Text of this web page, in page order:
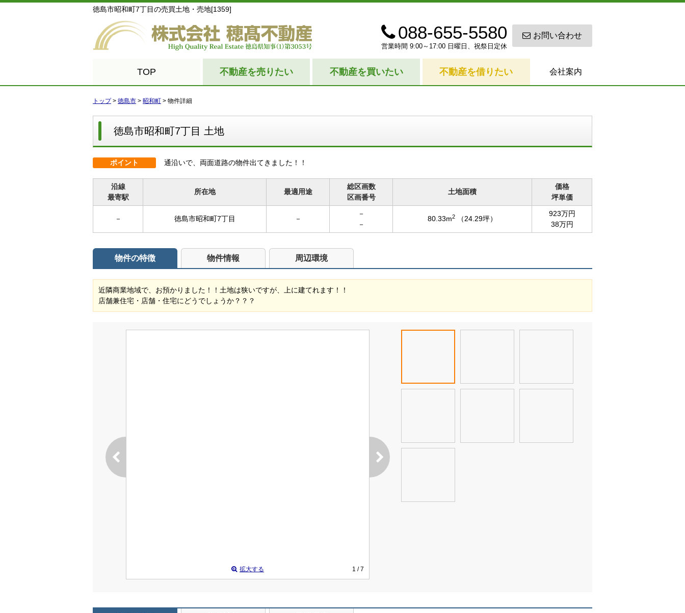
徳島市昭和町7丁目の売買土地・売地[1359]
お問い合わせ
088-655-5580
営業時間 9:00～17:00 日曜日、祝祭日定休
TOP 不動産を売りたい 不動産を買いたい 不動産を借りたい 会社案内
トップ> 徳島市 > 昭和町 > 物件詳細
徳島市昭和町7丁目 土地
ポイント 通沿いで、両面道路の物件出てきました！！
沿線
最寄駅
所在地 最適用途
総区画数
区画番号
土地面積
価格
坪単価
－ 徳島市昭和町7丁目 －
－
－
80.33m2 （24.29坪）
923万円
38万円
物件の特徴 物件情報 周辺環境
近隣商業地域で、お預かりました！！土地は狭いですが、上に建てれます！！
店舗兼住宅・店舗・住宅にどうでしょうか？？？
拡大する 1 / 7